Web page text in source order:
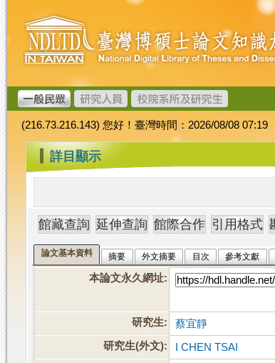
跳
到
主
要
內
容
臺
灣
博
碩
士
論
文
加
值
系
統
(216.73.216.143) 您好！臺灣時間：2026/08/08 07:19
::: 詳目顯示
論文基本資料 摘要 外文摘要 目次 參考文獻
本論文永久網址:
研究生:
蔡宜靜
研究生(外文):
I CHEN TSAI